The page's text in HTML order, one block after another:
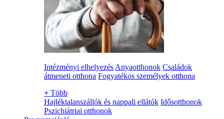
Intézményi elhelyezés Anyaotthonok Családok
átmeneti otthona Fogyatékos személyek otthona
+ Több
Hajléktalanszállók és nappali ellátók Idősotthonok
Pszichiátriai otthonok